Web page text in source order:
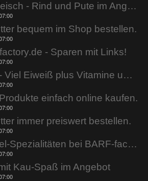
Futterfleisch - Rind und Pute im Angebot.
bequem im Shop bestellen.
- Sparen mit Links!
BARF - Viel Eiweiß plus Vitamine und Mineralien.
einfach online kaufen.
immer preiswert bestellen.
Geflügel-Spezialitäten bei BARF-factory.de.
Kau-Spaß im Angebot